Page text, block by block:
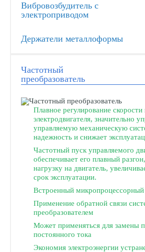
Вибровозбудитель с
электроприводом
Держатели металлоформы
Частотный
преобразователь
Плавное регулирование
электродвигателя, значительно
управляемую механическую
надежность и снижает
Частотный пуск управляемого
обеспечивает его плавный
нагрузку на двигатель,
срок эксплуатации.
Встроенный
Применение обратной связи
преобразователем
Может применяться для замены
постоянного тока
Экономия электроэнергии